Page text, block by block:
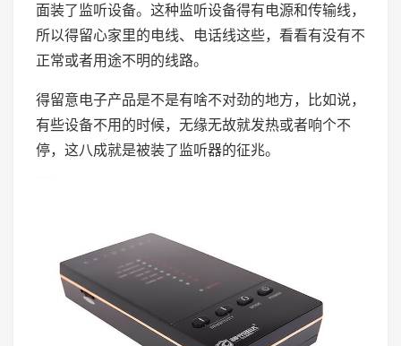
面装了监听设备。这种监听设备得有电源和传输线，
所以得留心家里的电线、电话线这些，看看有没有不
正常或者用途不明的线路。
得留意电子产品是不是有啥不对劲的地方，比如说，
有些设备不用的时候，无缘无故就发热或者响个不
停，这八成就是被装了监听器的征兆。